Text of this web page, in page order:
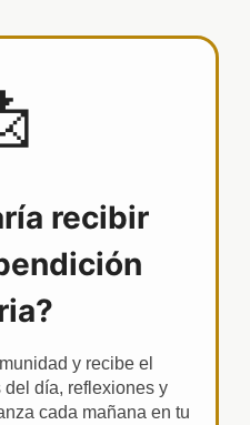
recibir
y recibe el
día, reflexiones y
cada mañana en tu